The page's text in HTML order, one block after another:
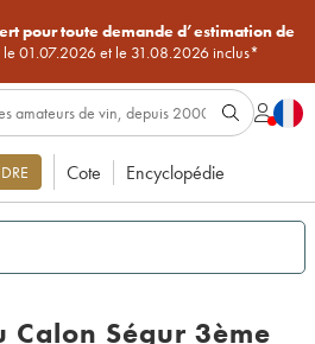
pour toute demande d’estimation de
le 01.07.2026 et le 31.08.2026 inclus*
Cote Encyclopédie
Calon Ségur 3ème